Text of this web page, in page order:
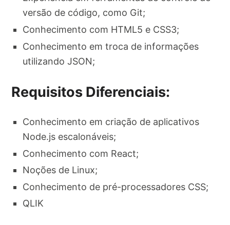
versão de código, como Git;
Conhecimento com HTML5 e CSS3;
Conhecimento em troca de informações
utilizando JSON;
Requisitos Diferenciais:
Conhecimento em criação de aplicativos
Node.js escalonáveis;
Conhecimento com React;
Noções de Linux;
Conhecimento de pré-processadores CSS;
QLIK